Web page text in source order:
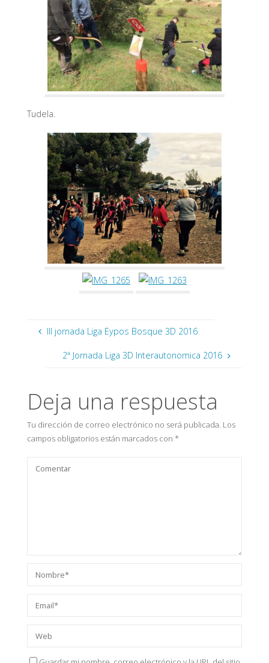
Tudela.
III jornada Liga Eypos Bosque 3D 2016
2ª Jornada Liga 3D Interautonomica 2016
Deja una respuesta
Tu dirección de correo electrónico no será publicada. Los
campos obligatorios están marcados con *